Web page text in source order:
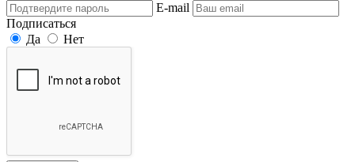
E-mail
Подписаться
Да
Нет